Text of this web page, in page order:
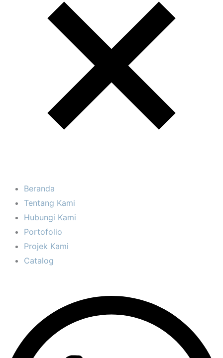
Beranda
Tentang Kami
Hubungi Kami
Portofolio
Projek Kami
Catalog